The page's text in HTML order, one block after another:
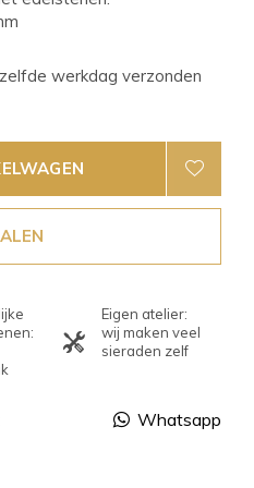
werkdag verzonden
Eigen atelier:
wij maken veel
sieraden zelf
Whatsapp